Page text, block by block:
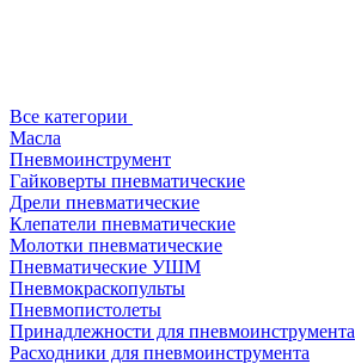
Все категории
Масла
Пневмоинструмент
Гайковерты пневматические
Дрели пневматические
Клепатели пневматические
Молотки пневматические
Пневматические УШМ
Пневмокраскопульты
Пневмопистолеты
Принадлежности для пневмоинструмента
Расходники для пневмоинструмента